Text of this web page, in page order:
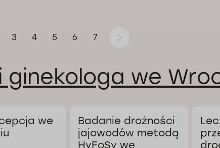
3 4 5 6 7
ginekologa we
we
Badanie drożności
jajowodów metodą
HyFoSy we